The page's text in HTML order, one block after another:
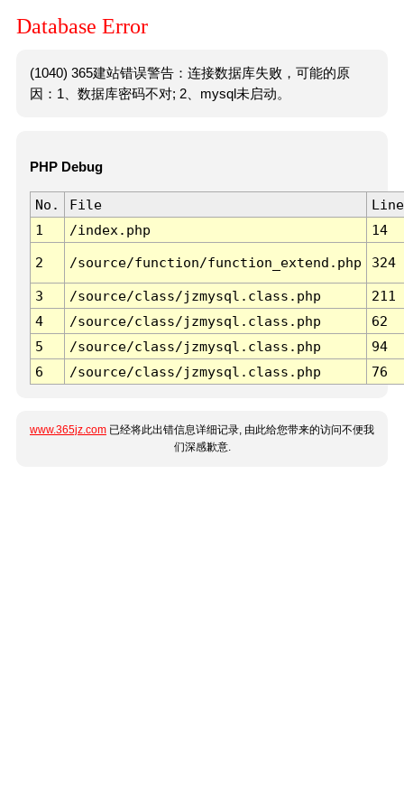
Database Error
(1040) 365建站错误警告：连接数据库失败，可能的原
因：1、数据库密码不对; 2、mysql未启动。
PHP Debug
No. File
Line
1
/index.php 14
2 /source/function/function_extend.php 324
3 /source/class/jzmysql.class.php
211
4
/source/class/jzmysql.class.php
62
5
/source/class/jzmysql.class.php
94
6
/source/class/jzmysql.class.php 76
www.365jz.com 已经将此出错信息详细记录, 由此给您带来的访问不便我
们深感歉意.